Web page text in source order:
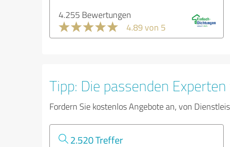
4.255 Bewertungen
4.89 von 5
Tipp: Die passenden
Fordern Sie kostenlos Angebote an, von
2.520 Treffer